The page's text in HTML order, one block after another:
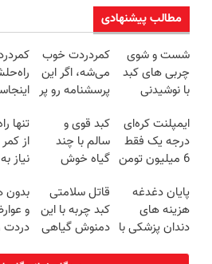
مطالب پیشنهادی
شست و شوی
چربی های کبد
با نوشیدنی
کمردردت خوب
می‌شه، اگر این
پرسشنامه رو پر
ایمپلنت کره‌ای
درجه یک فقط
6 میلیون تومن
کبد قوی و
سالم با چند
گیاه خوش
تنها
از
نیاز
پایان دغدغه
هزینه های
دندان پزشکی با
قاتل سلامتی
کبد چربه با این
دمنوش گیاهی
بدون
و
دردت